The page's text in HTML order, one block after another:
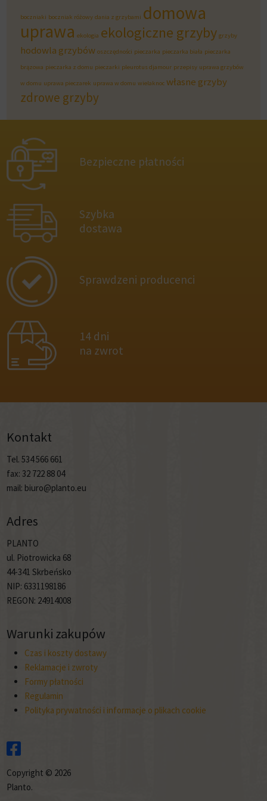
boczniaki boczniak różowy dania z grzybami domowa
uprawa ekologia ekologiczne grzyby grzyby
hodowla grzybów oszczędności pieczarka pieczarka biała pieczarka
brązowa pieczarka z domu pieczarki pleurotus djamour przepisy uprawa grzybów
w domu uprawa pieczarek uprawa w domu wielaknoc własne grzyby
zdrowe grzyby
Bezpieczne płatności
Szybka
dostawa
Sprawdzeni producenci
14 dni
na zwrot
Kontakt
Tel. 534 566 661
fax: 32 722 88 04
mail: biuro@planto.eu
Adres
PLANTO
ul. Piotrowicka 68
44-341 Skrbeńsko
NIP: 6331198186
REGON: 24914008
Warunki zakupów
Czas i koszty dostawy
Reklamacje i zwroty
Formy płatności
Regulamin
Polityka prywatności i informacje o plikach cookie
Copyright © 2026
Planto.